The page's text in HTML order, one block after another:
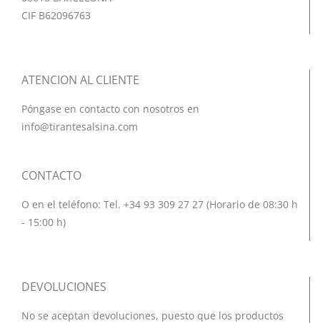
CIF B62096763
ATENCION AL CLIENTE
Póngase en contacto con nosotros en
info@tirantesalsina.com
CONTACTO
O en el teléfono: Tel. +34 93 309 27 27 (Horario de 08:30 h
- 15:00 h)
DEVOLUCIONES
No se aceptan devoluciones, puesto que los productos